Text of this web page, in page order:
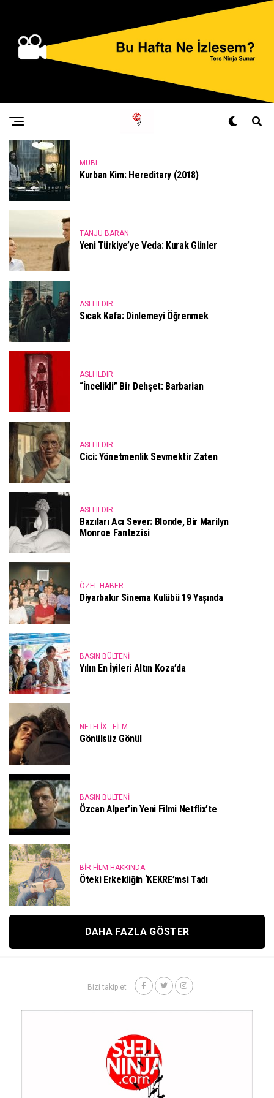
MUBI
Kurban Kim: Hereditary (2018)
TANJU BARAN
Yeni Türkiye’ye Veda: Kurak Günler
ASLI ILDIR
Sıcak Kafa: Dinlemeyi Öğrenmek
ASLI ILDIR
“İncelikli” Bir Dehşet: Barbarian
ASLI ILDIR
Cici: Yönetmenlik Sevmektir Zaten
ASLI ILDIR
Bazıları Acı Sever: Blonde, Bir Marilyn
Monroe Fantezisi
ÖZEL HABER
Diyarbakır Sinema Kulübü 19 Yaşında
BASIN BÜLTENI
Yılın En İyileri Altın Koza’da
NETFLIX - FILM
Gönülsüz Gönül
BASIN BÜLTENI
Özcan Alper’in Yeni Filmi Netflix’te
BIR FILM HAKKINDA
Öteki Erkekliğin ‘KEKRE’msi Tadı
DAHA FAZLA GÖSTER
Bizi takip et